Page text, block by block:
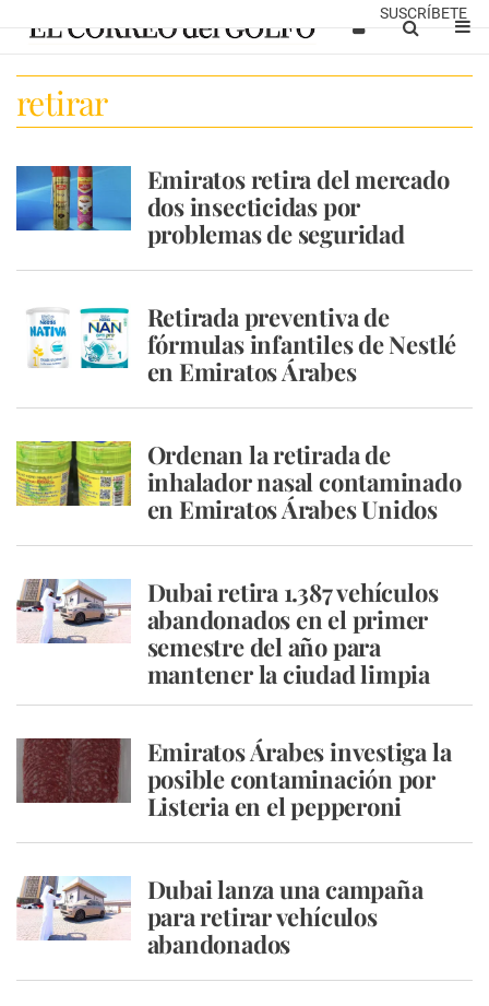
SUSCRÍBETE
retirar
Emiratos retira del mercado
dos insecticidas por
problemas de seguridad
Retirada preventiva de
fórmulas infantiles de Nestlé
en Emiratos Árabes
Ordenan la retirada de
inhalador nasal contaminado
en Emiratos Árabes Unidos
Dubai retira 1.387 vehículos
abandonados en el primer
semestre del año para
mantener la ciudad limpia
Emiratos Árabes investiga la
posible contaminación por
Listeria en el pepperoni
Dubai lanza una campaña
para retirar vehículos
abandonados